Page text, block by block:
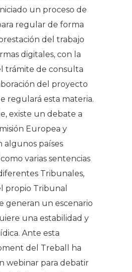
un proceso de
regular de forma
del trabajo
digitales, con la
trámite de consulta
del proyecto
regulará esta materia.
existe un debate a
Europea y
algunos países
varias sentencias
Tribunales,
propio Tribunal
generan un escenario
una estabilidad y
Ante esta
del Treball ha
webinar para debatir